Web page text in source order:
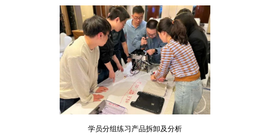
学员分组练习产品拆卸及分析